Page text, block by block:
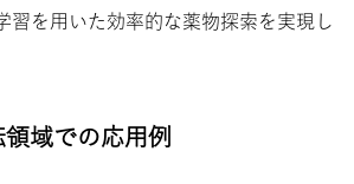
習を用いた効率的な薬物探索を実現し
域での応用例